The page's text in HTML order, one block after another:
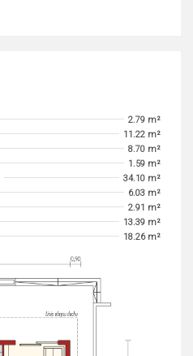
2.79 m²
11.22 m²
8.70 m²
1.59 m²
34.10 m²
6.03 m²
2.91 m²
13.39 m²
18.26 m²